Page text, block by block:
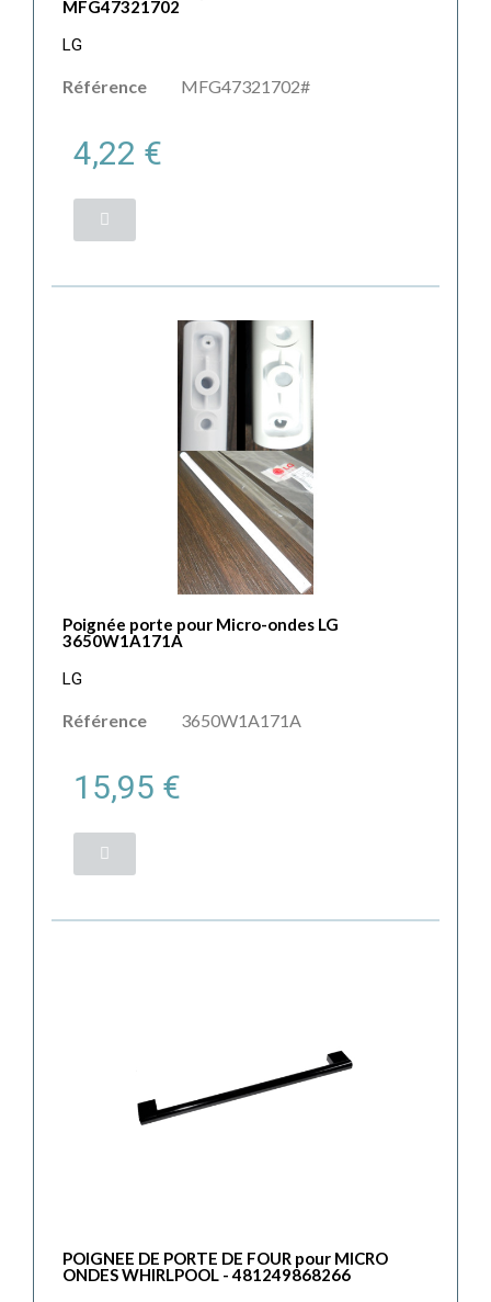
MFG47321702
LG
Référence MFG47321702#
4,22 €
Poignée porte pour Micro-ondes LG
3650W1A171A
LG
Référence 3650W1A171A
15,95 €
POIGNEE DE PORTE DE FOUR pour MICRO
ONDES WHIRLPOOL - 481249868266